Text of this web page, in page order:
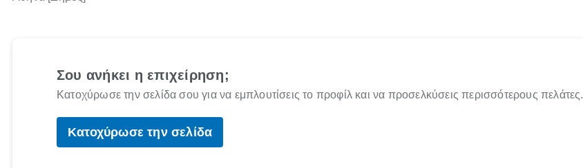
Σου ανήκει η επιχείρηση;
Κατοχύρωσε την σελίδα σου για να εμπλουτίσεις το προφίλ και να προσελκύσεις περισσότερους πελάτες.
Κατοχύρωσε την σελίδα